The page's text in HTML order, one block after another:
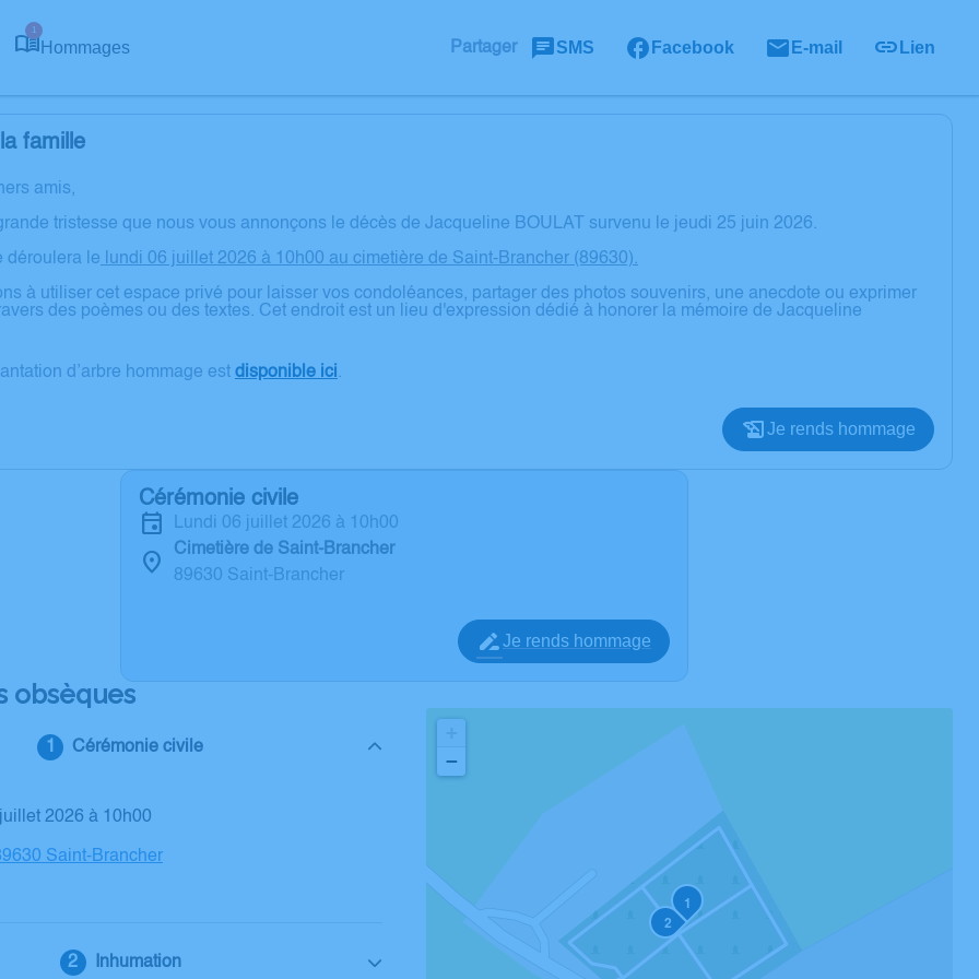
1
Hommages Partager SMS Facebook E-mail Lien
famille
amis,
tristesse que nous vous annonçons le décès de Jacqueline BOULAT survenu le jeudi 25 juin 2026.
déroulera le lundi 06 juillet 2026 à 10h00 au cimetière de Saint-Brancher (89630).
à utiliser cet espace privé pour laisser vos condoléances, partager des photos souvenirs, une anecdote ou exprimer
des poèmes ou des textes. Cet endroit est un lieu d'expression dédié à honorer la mémoire de Jacqueline
d’arbre hommage est disponible ici.
Je rends hommage
Cérémonie civile
lundi 06 juillet 2026 à 10h00
Cimetière de Saint-Brancher
89630 Saint-Brancher
Je rends hommage
obsèques
Cérémonie civile
juillet 2026 à 10h00
Saint-Brancher
Inhumation
1
2
−